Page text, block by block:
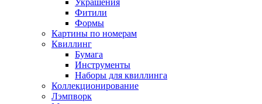
Украшения
Фитили
Формы
Картины по номерам
Квиллинг
Бумага
Инструменты
Наборы для квиллинга
Коллекционирование
Лэмпворк